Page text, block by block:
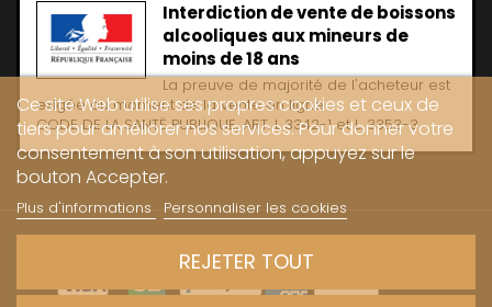
Interdiction de vente de boissons
alcooliques aux mineurs de
moins de 18 ans
La preuve de majorité de l'acheteur est
exigée au moment de la vente en ligne
CODE DE LA SANTË PUBLIQUE, ART. L 3342-1 et L. 3353-3
Ce site Web utilise ses propres cookies et ceux de
tiers pour améliorer nos services. Pour donner votre
consentement à son utilisation, appuyez sur le
bouton Accepter.
Plus d'informations Personnaliser les cookies
REJETER TOUT